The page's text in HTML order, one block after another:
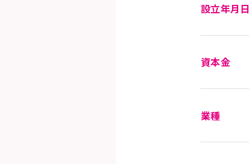
設立年月日
資本金
業種